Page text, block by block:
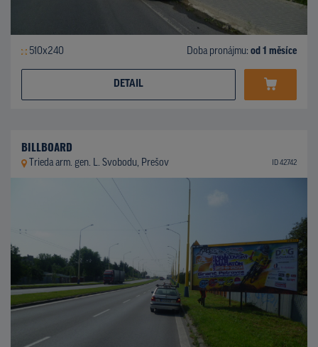
510x240 Doba pronájmu: od 1 měsíce
DETAIL
BILLBOARD
Trieda arm. gen. L. Svobodu, Prešov ID 42742